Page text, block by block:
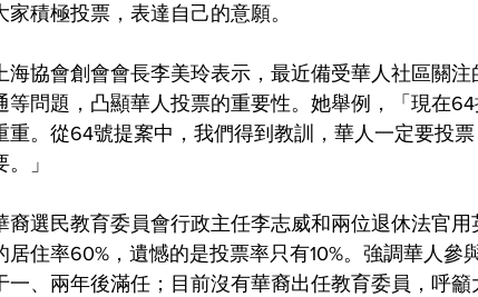
家積極投票，表達自己的意願。
上海協會創會會長李美玲表示，最近備受華人社區關
等問題，凸顯華人投票的重要性。她舉例，「現在
重。從64號提䅁中，我們得到教訓，華人一定要投
。」
裔選民教育委員會行政主任李志威和兩位退休法官
居住率60%，遺憾的是投票率只有10%。強調華人參
一、兩年後滿任；目前沒有華裔出任教育委員，呼